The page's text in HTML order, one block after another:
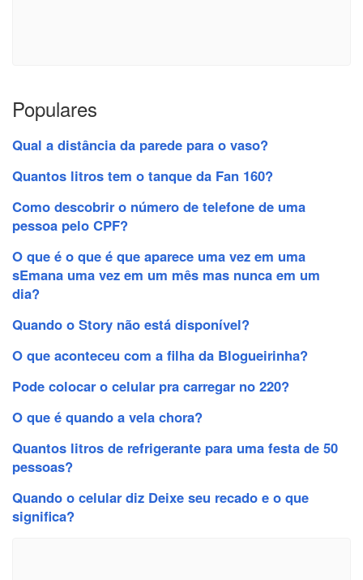
Populares
Qual a distância da parede para o vaso?
Quantos litros tem o tanque da Fan 160?
Como descobrir o número de telefone de uma
pessoa pelo CPF?
O que é o que é que aparece uma vez em uma
sEmana uma vez em um mês mas nunca em um
dia?
Quando o Story não está disponível?
O que aconteceu com a filha da Blogueirinha?
Pode colocar o celular pra carregar no 220?
O que é quando a vela chora?
Quantos litros de refrigerante para uma festa de 50
pessoas?
Quando o celular diz Deixe seu recado e o que
significa?